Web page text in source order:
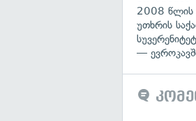
2008 წლის
უთხრის
—